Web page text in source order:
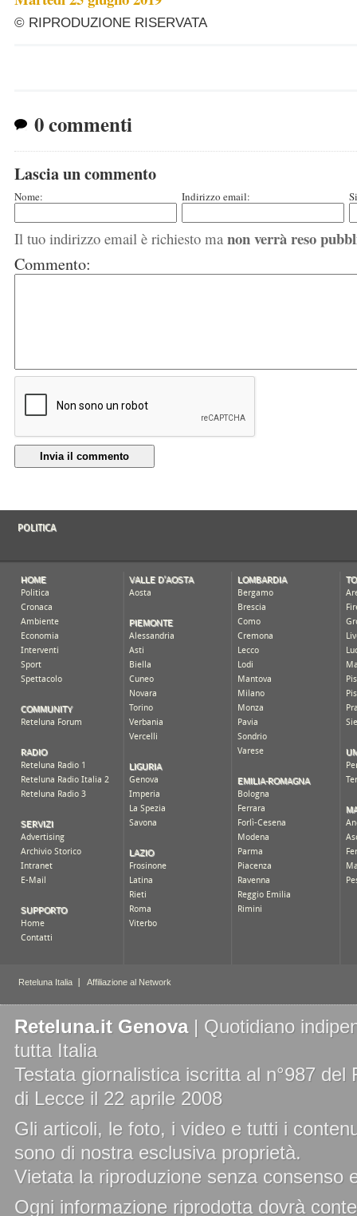
© RIPRODUZIONE RISERVATA
0 commenti
Lascia un commento
Nome: Indirizzo email:
Il tuo indirizzo email è richiesto ma non verrà reso
Commento:
Invia il commento
Reteluna.it Genova| Quotidiano
tutta Italia
Testata giornalistica iscritta al n°987
di Lecce il 22 aprile 2008
Gli articoli, le foto, i video e tutti i
sono di nostra esclusiva proprietà.
Vietata la riproduzione senza consenso
Ogni informazione riprodotta dovrà